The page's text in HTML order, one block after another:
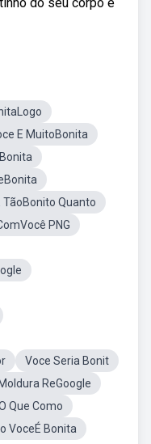
E MuitoBonita
TãoBonito Quanto
PNG
Voce Seria Bonit
Moldura ReGoogle
Que Como
VoceÉ Bonita